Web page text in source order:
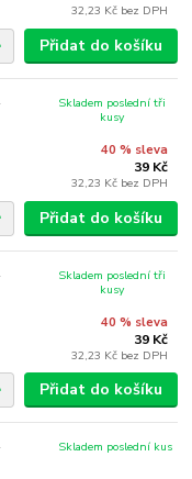
32,23 Kč bez DPH
Přidat do košíku
40 % sleva
39 Kč
32,23 Kč bez DPH
Skladem poslední tři
kusy
Přidat do košíku
40 % sleva
39 Kč
32,23 Kč bez DPH
Skladem poslední tři
kusy
Přidat do košíku
Skladem poslední kus